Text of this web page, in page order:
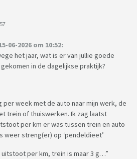
06-2026 om 10:52:
het jaar, wat is er van jullie goede
in de dagelijkse praktijk?
per week met de auto naar mijn werk, de
trein of thuiswerken. Ik zag laatst
per km er was tussen trein en auto
streng(er) op ‘pendeldieet’
uitstoot per km, trein is maar 3 g…”